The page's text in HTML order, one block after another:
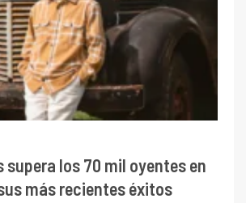
supera los 70 mil oyentes en
más recientes éxitos